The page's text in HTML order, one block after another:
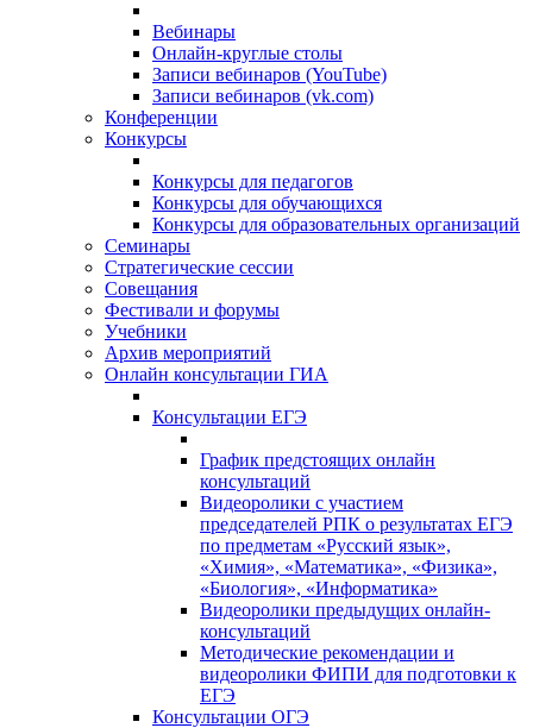
Вебинары
Онлайн-круглые столы
Записи вебинаров (YouTube)
Записи вебинаров (vk.com)
Конференции
Конкурсы
Конкурсы для педагогов
Конкурсы для обучающихся
Конкурсы для образовательных организаций
Семинары
Стратегические сессии
Совещания
Фестивали и форумы
Учебники
Архив мероприятий
Онлайн консультации ГИА
Консультации ЕГЭ
График предстоящих онлайн
консультаций
Видеоролики с участием
председателей РПК о результатах ЕГЭ
по предметам «Русский язык»,
«Химия», «Математика», «Физика»,
«Биология», «Информатика»
Видеоролики предыдущих онлайн-
консультаций
Методические рекомендации и
видеоролики ФИПИ для подготовки к
ЕГЭ
Консультации ОГЭ